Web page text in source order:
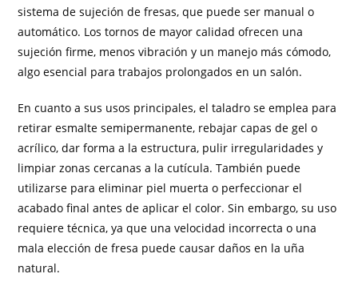
sistema de sujeción de fresas, que puede ser manual o
automático. Los tornos de mayor calidad ofrecen una
sujeción firme, menos vibración y un manejo más cómodo,
algo esencial para trabajos prolongados en un salón.
En cuanto a sus usos principales, el taladro se emplea para
retirar esmalte semipermanente, rebajar capas de gel o
acrílico, dar forma a la estructura, pulir irregularidades y
limpiar zonas cercanas a la cutícula. También puede
utilizarse para eliminar piel muerta o perfeccionar el
acabado final antes de aplicar el color. Sin embargo, su uso
requiere técnica, ya que una velocidad incorrecta o una
mala elección de fresa puede causar daños en la uña
natural.